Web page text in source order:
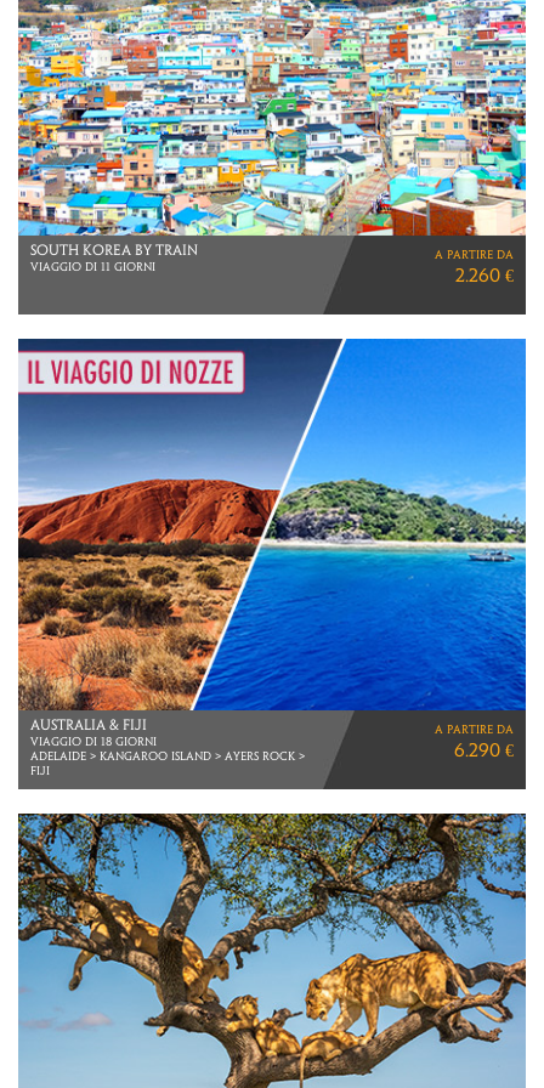
SOUTH KOREA BY TRAIN
VIAGGIO DI 11 GIORNI
a partire da
2.260 €
AUSTRALIA & FIJI
VIAGGIO DI 18 GIORNI
Adelaide > KANGAROO ISLAND > AYERS ROCK >
FIJI
a partire da
6.290 €